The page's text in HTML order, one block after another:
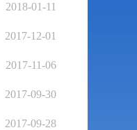
2018-01-11
2017-12-01
2017-11-06
2017-09-30
2017-09-28